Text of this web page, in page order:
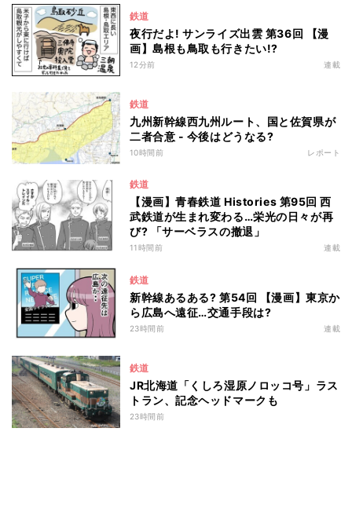
鉄道
夜行だよ! サンライズ出雲 第36回 【漫
画】島根も鳥取も行きたい!?
12分前 連載
鉄道
九州新幹線西九州ルート、国と佐賀県が
二者合意 - 今後はどうなる?
10時間前 レポート
鉄道
【漫画】青春鉄道 Histories 第95回 西
武鉄道が生まれ変わる…栄光の日々が再
び? 「サーベラスの撤退」
11時間前 連載
鉄道
新幹線あるある? 第54回 【漫画】東京か
ら広島へ遠征…交通手段は?
23時間前 連載
鉄道
JR北海道「くしろ湿原ノロッコ号」ラス
トラン、記念ヘッドマークも
23時間前